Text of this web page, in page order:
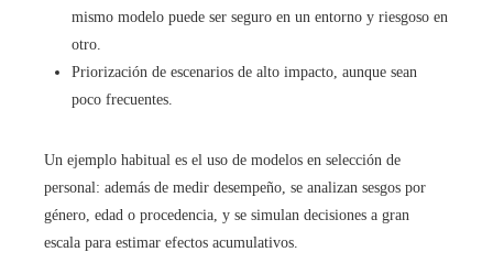
mismo modelo puede ser seguro en un entorno y riesgoso en
otro.
Priorización de escenarios de alto impacto, aunque sean
poco frecuentes.
Un ejemplo habitual es el uso de modelos en selección de
personal: además de medir desempeño, se analizan sesgos por
género, edad o procedencia, y se simulan decisiones a gran
escala para estimar efectos acumulativos.